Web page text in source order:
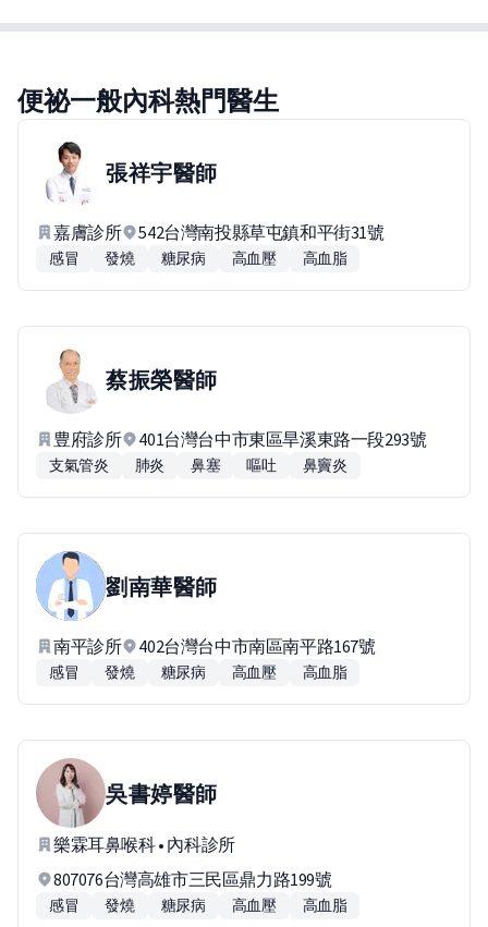
便祕一般內科熱門醫生
張祥宇醫師
嘉膚診所 542台灣南投縣草屯鎮和平街31號
感冒 發燒 糖尿病 高血壓 高血脂
蔡振榮醫師
豊府診所 401台灣台中市東區旱溪東路一段293號
支氣管炎 肺炎 鼻塞 嘔吐 鼻竇炎
劉南華醫師
南平診所 402台灣台中市南區南平路167號
感冒 發燒 糖尿病 高血壓 高血脂
吳書婷醫師
樂霖耳鼻喉科 • 內科診所
807076台灣高雄市三民區鼎力路199號
感冒 發燒 糖尿病 高血壓 高血脂